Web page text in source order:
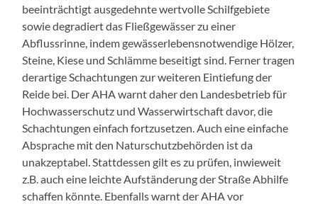
beeinträchtigt ausgedehnte wertvolle Schilfgebiete
sowie degradiert das Fließgewässer zu einer
Abflussrinne, indem gewässerlebensnotwendige Hölzer,
Steine, Kiese und Schlämme beseitigt sind. Ferner tragen
derartige Schachtungen zur weiteren Eintiefung der
Reide bei. Der AHA warnt daher den Landesbetrieb für
Hochwasserschutz und Wasserwirtschaft davor, die
Schachtungen einfach fortzusetzen. Auch eine einfache
Absprache mit den Naturschutzbehörden ist da
unakzeptabel. Stattdessen gilt es zu prüfen, inwieweit
z.B. auch eine leichte Aufständerung der Straße Abhilfe
schaffen könnte. Ebenfalls warnt der AHA vor